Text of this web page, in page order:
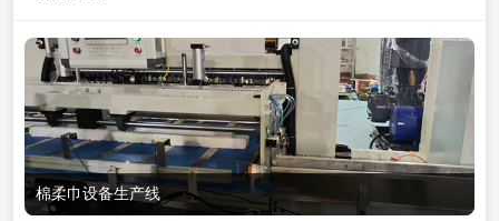
棉柔巾设备生产线